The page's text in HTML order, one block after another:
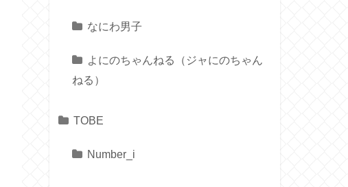
なにわ男子
よにのちゃんねる（ジャにのちゃん
ねる）
TOBE
Number_i